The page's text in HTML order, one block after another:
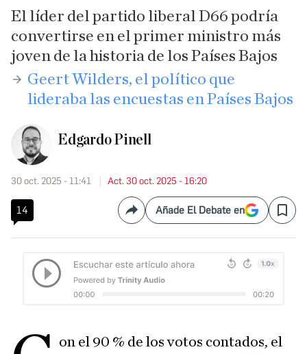
El líder del partido liberal D66 podría
convertirse en el primer ministro más
joven de la historia de los Países Bajos
Geert Wilders, el político que
lideraba las encuestas en Países Bajos
Edgardo Pinell
30 oct. 2025 - 11:41 Act. 30 oct. 2025 - 16:20
14 CompartirAñade El Debate en Save
on el 90 % de los votos contados, el